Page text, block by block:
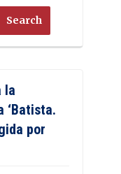
la
‘Batista.
por